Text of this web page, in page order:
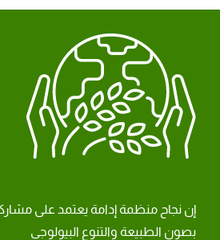
إن نجاح منظمة إدامة يعتمد على
بصون الطبيعة والتنوع البيولوجي